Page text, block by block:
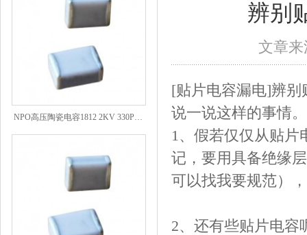
辨别
文章
[贴片电容漏电]辨
说一说这样的事情。
1、假若仅仅从贴
记，要用具备绝缘
可以找我要规范）
2、还有些贴片电容